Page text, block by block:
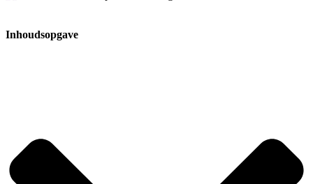
Inhoudsopgave